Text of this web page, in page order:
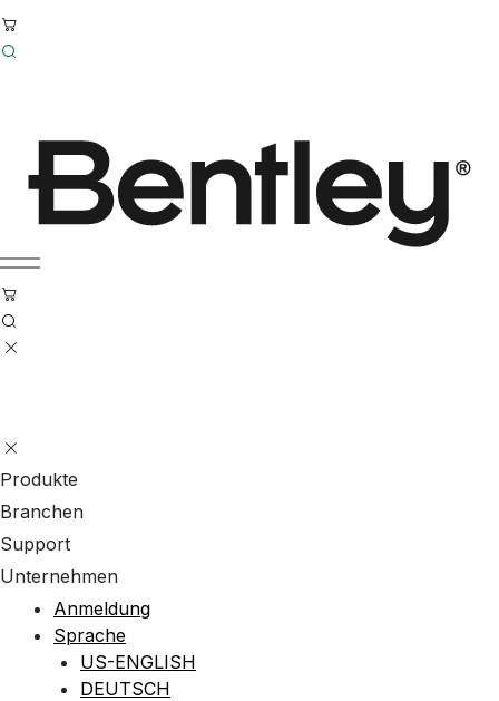
Produkte
Branchen
Support
Unternehmen
Anmeldung
Sprache
US-ENGLISH
DEUTSCH